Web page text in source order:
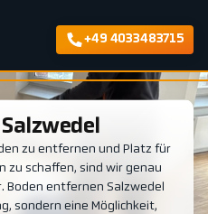
+49 4033483715
zu entfernen und Platz für
zu schaffen, sind wir genau
Boden entfernen Salzwedel
sondern eine Möglichkeit,